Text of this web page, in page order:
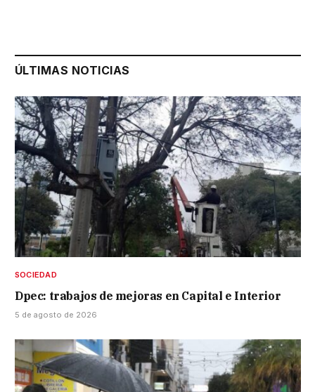
ÚLTIMAS NOTICIAS
SOCIEDAD
Dpec: trabajos de mejoras en Capital e Interior
5 de agosto de 2026